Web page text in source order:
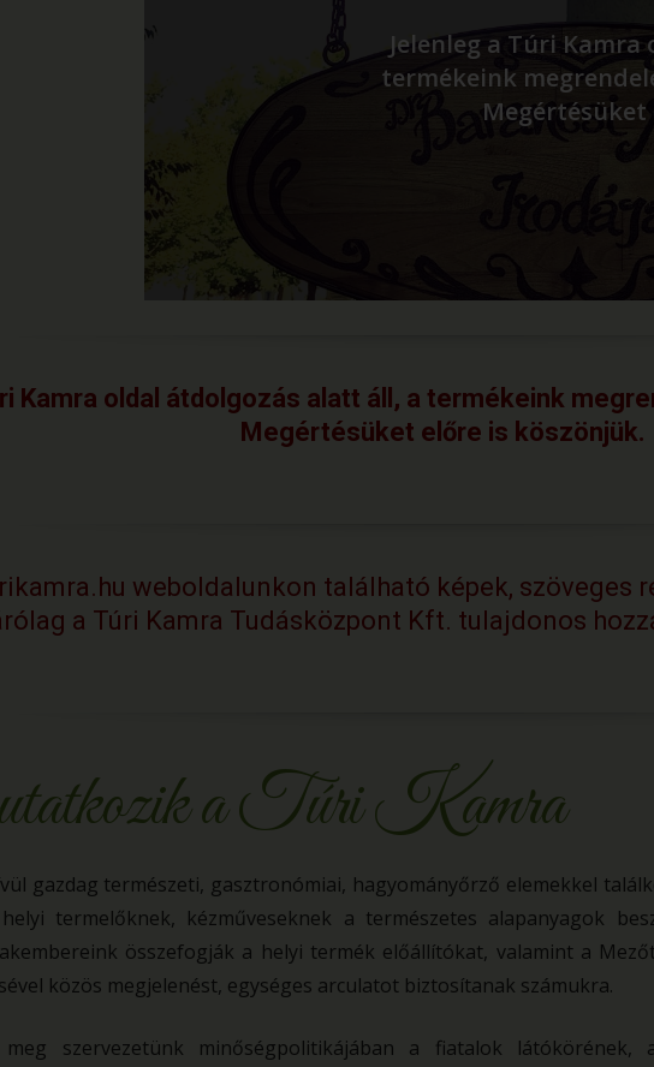
Jelenleg a Túri
termékeink
Megértésüket
Kamra oldal átdolgozás alatt áll, a termékeink
Megértésüket előre is köszönjük.
weboldalunkon található képek, szöveges
a Túri Kamra Tudásközpont Kft. tulajdonos
a Túri Kamra
gazdag természeti, gasztronómiai, hagyományőrző elemekkel
termelőknek, kézműveseknek a természetes alapanyagok
összefogják a helyi termék előállítókat, valamint a
közös megjelenést, egységes arculatot biztosítanak számukra.
meg szervezetünk minőségpolitikájában a fiatalok látókörének,